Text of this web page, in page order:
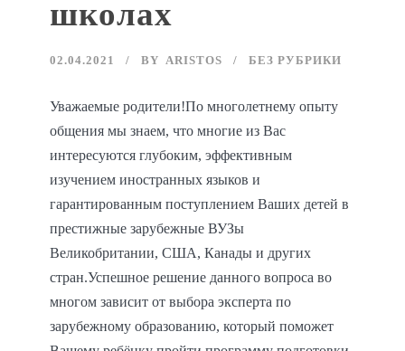
школах
02.04.2021 BY ARISTOS БЕЗ РУБРИКИ
Уважаемые родители!По многолетнему опыту
общения мы знаем, что многие из Вас
интересуются глубоким, эффективным
изучением иностранных языков и
гарантированным поступлением Ваших детей в
престижные зарубежные ВУЗы
Великобритании, США, Канады и других
стран.Успешное решение данного вопроса во
многом зависит от выбора эксперта по
зарубежному образованию, который поможет